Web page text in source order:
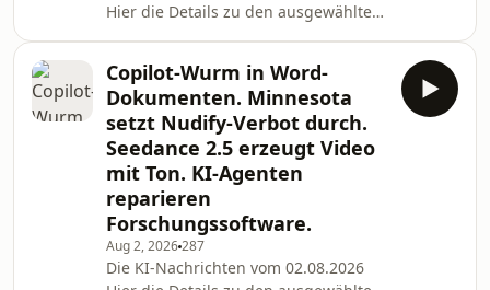
Hier die Details zu den ausgewählten
produktionsreif machen Quelle:
https://the-decoder.de/openai-
presence-soll-ki-agenten-fuer-
unternehmen-produktionsreif-
machen/ Apple kann mit KI-
generierten Fehlerberichten nicht
mehr Schritt halten und begrenzt
Einreichungen Quelle: https://the-
decoder.de/apple
Copilot-Wurm in Word-
Dokumenten. Minnesota
setzt Nudify-Verbot durch.
Seedance 2.5 erzeugt Video
mit Ton. KI-Agenten
reparieren
Forschungssoftware.
Aug 2, 2026287
Die KI-Nachrichten vom 02.08.2026